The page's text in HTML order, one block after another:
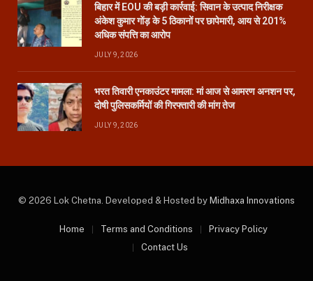
बिहार में EOU की बड़ी कार्रवाई: सिवान के उत्पाद निरीक्षक
अंकेश कुमार गोंड़ के 5 ठिकानों पर छापेमारी, आय से 201%
अधिक संपत्ति का आरोप
JULY 9, 2026
भरत तिवारी एनकाउंटर मामला: मां आज से आमरण अनशन पर,
दोषी पुलिसकर्मियों की गिरफ्तारी की मांग तेज
JULY 9, 2026
© 2026 Lok Chetna. Developed & Hosted by Midhaxa Innovations
Home Terms and Conditions
Privacy Policy
Contact Us